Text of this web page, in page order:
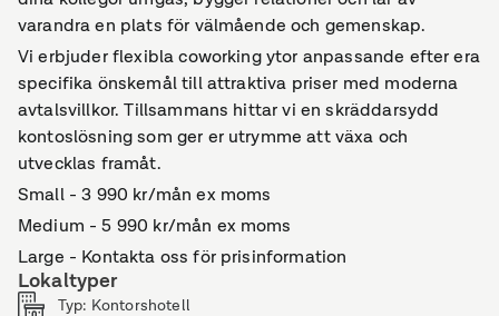
varandra en plats för välmående och gemenskap.
Vi erbjuder flexibla coworking ytor anpassande efter era
specifika önskemål till attraktiva priser med moderna
avtalsvillkor. Tillsammans hittar vi en skräddarsydd
kontoslösning som ger er utrymme att växa och
utvecklas framåt.
Small - 3 990 kr/mån ex moms
Medium - 5 990 kr/mån ex moms
Large - Kontakta oss för prisinformation
Lokaltyper
Typ: Kontorshotell